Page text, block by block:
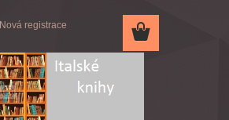
Nová registrace